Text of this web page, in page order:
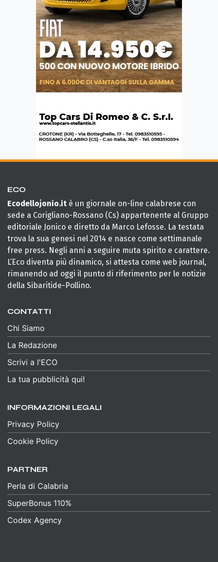
ECO
Ecodellojonio.it è un giornale on-line calabrese con
sede a Corigliano-Rossano (Cs) appartenente al Gruppo
editoriale Jonico e diretto da Marco Lefosse. La testata
trova la sua genesi nel 2014 e nasce come settimanale
free press. Negli anni a seguire muta spirito e carattere.
L’Eco diventa più dinamico, si attesta come web journal,
rimanendo ad oggi il punto di riferimento per le notizie
della Sibaritide-Pollino.
CONTATTI
Chi Siamo
La Redazione
Scrivi a l'ECO
La tua pubblicità qui!
INFORMAZIONI LEGALI
Privacy Policy
Cookie Policy
PARTNER
Perla di Calabria
SuperBonus 110%
Codex Agency